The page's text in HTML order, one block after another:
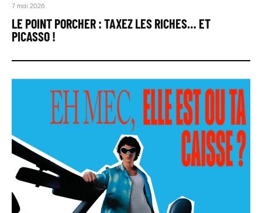
7 mai 2026
LE POINT PORCHER : TAXEZ LES RICHES… ET
PICASSO !